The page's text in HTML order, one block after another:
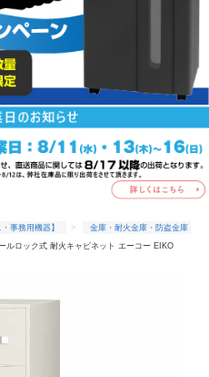
・事務用機器】
金庫・耐火金庫・防盗金庫
ルロック式 耐火キャビネット エーコー EIKO
・事務用機器】
・事務用機器】